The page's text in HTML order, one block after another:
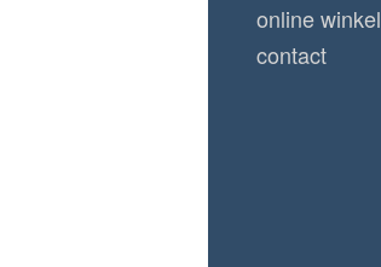
online winkel
contact